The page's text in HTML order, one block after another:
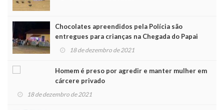
Chocolates apreendidos pela Polícia são
entregues para crianças na Chegada do Papai
Noel
18 de dezembro de 2021
Homem é preso por agredir e manter mulher em
cárcere privado
18 de dezembro de 2021